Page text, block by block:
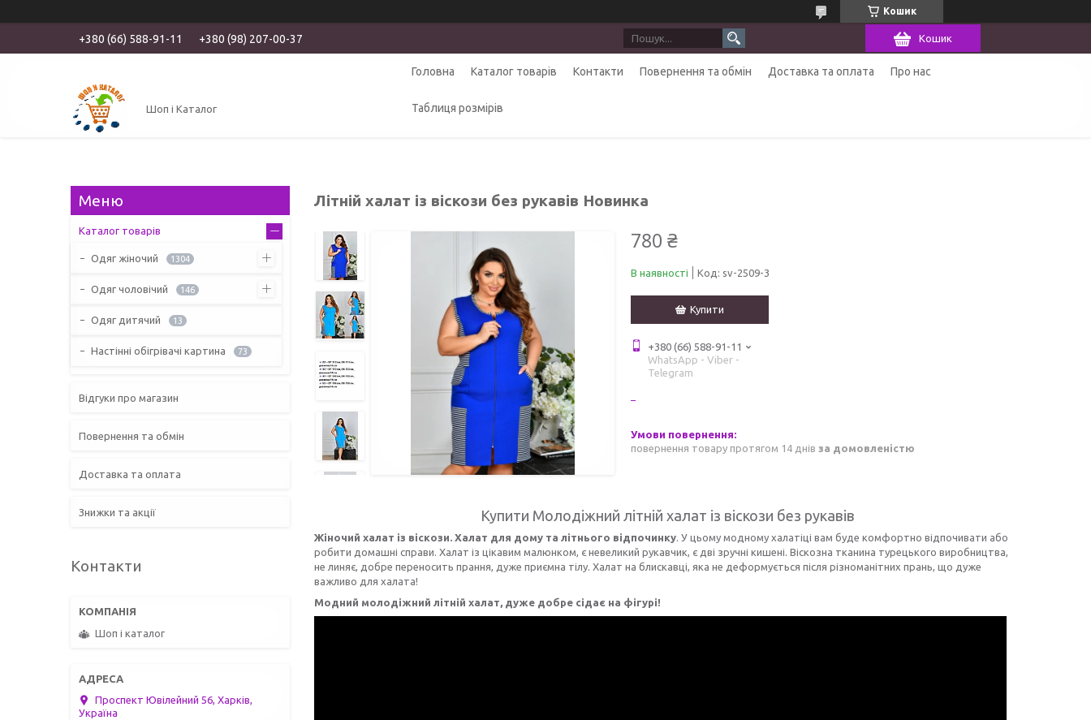
Кошик
+380 (66) 588-91-11 +380 (98) 207-00-37 Кошик
Шоп і Каталог
Головна Каталог товарів Контакти Повернення та обмін Доставка та оплата Про нас
Таблиця розмірів
Літній халат із віскози без рукавів Новинка
780 ₴
В наявності Код: sv-2509-3
Купити
+380 (66) 588-91-11
WhatsApp - Viber -
Telegram
повернення товару протягом 14 днів за домовленістю
Купити Молодіжний літній халат із віскози без рукавів
Жіночий халат із віскози. Халат для дому та літнього відпочинку . У цьому модному халатіці вам буде комфортно відпочивати або
робити домашні справи. Халат із цікавим малюнком, є невеликий рукавчик, є дві зручні кишені. Віскозна тканина турецького виробництва,
не линяє, добре переносить прання, дуже приємна тілу. Халат на блискавці, яка не деформується після різноманітних прань, що дуже
важливо для халата!
Модний молодіжний літній халат, дуже добре сідає на фігурі!
Каталог товарів
Одяг жіночий 1304
Одяг чоловічий 146
Одяг дитячий 13
Настінні обігрівачі картина 73
Відгуки про магазин
Повернення та обмін
Доставка та оплата
Знижки та акції
Контакти
Шоп і каталог
Проспект Ювілейний 56, Харків,
Україна